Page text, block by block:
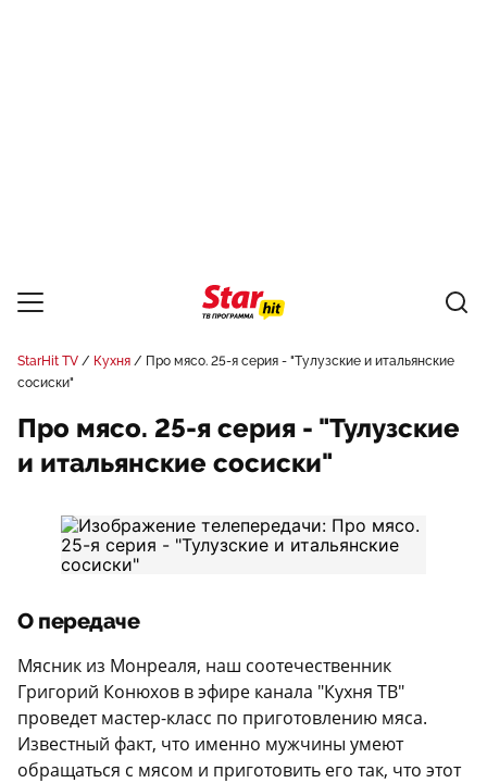
StarHit TV Кухня
Про мясо. 25-я серия - "Тулузские и итальянские
сосиски"
Про мясо. 25-я серия - "Тулузские
и итальянские сосиски"
О передаче
Мясник из Монреаля, наш соотечественник
Григорий Конюхов в эфире канала "Кухня ТВ"
проведет мастер-класс по приготовлению мяса.
Известный факт, что именно мужчины умеют
обращаться с мясом и приготовить его так, что этот